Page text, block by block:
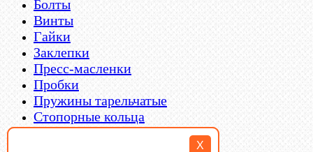
X
Болты
Винты
Гайки
Заклепки
Пресс-масленки
Пробки
Пружины тарельчатые
Стопорные кольца
Такелаж